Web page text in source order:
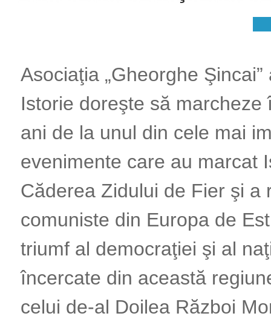
Asociaţia „Gheorghe
Istorie doreşte să
ani de la unul din cele mai
evenimente care au marcat
Căderea Zidului de Fier şi a
comuniste din Europa de
triumf al democraţiei şi al
încercate din această
celui de-al Doilea Război